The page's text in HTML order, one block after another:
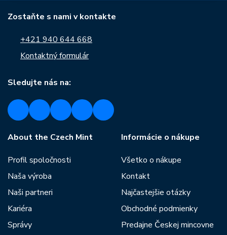
Zostaňte s nami v kontakte
+421 940 644 668
Kontaktný formulár
Sledujte nás na:
About the Czech Mint
Profil spoločnosti
Naša výroba
Naši partneri
Kariéra
Správy
Informácie o nákupe
Všetko o nákupe
Kontakt
Najčastejšie otázky
Obchodné podmienky
Predajne Českej mincovne